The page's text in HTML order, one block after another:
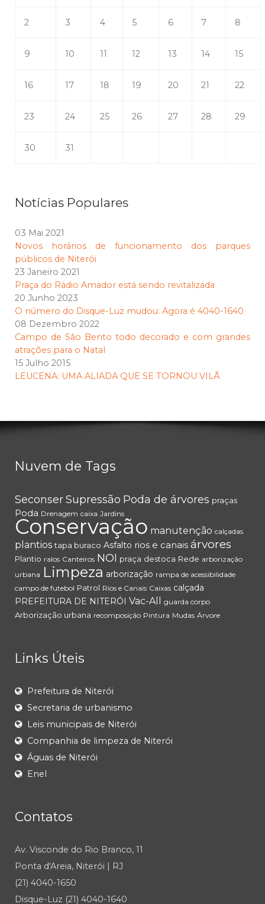
2 3 4 5 6 7 8
9 10 11 12 13 14 15
16 17 18 19 20 21 22
23 24 25 26 27 28 29
30 31
Notícias Populares
03 Mai 2021
Novos horários de funcionamento dos parques
públicos de Niterói
23 Janeiro 2021
Praça do Rádio Amador está sendo revitalizada
20 Junho 2023
O número do Disque-Luz mudou: Agora é 4040-1640
08 Dezembro 2022
Campo de São Bento todo decorado e com grandes
atrações para o Natal
15 Julho 2015
LEUCENA: UMA ALIADA QUE SE TORNOU VILÃ
Nuvem de Tags
SeconserSupressão Poda de árvores praças
Poda Drenagem caixa Jardins
Conservação manutenção calçadas
plantios tapa buraco Asfalto rios e canais árvores
Plantio ralos Canteiros NOI praça destoca Rede arborização
urbana Limpeza arborização rampa de acessibilidade
campo de futebol Patrol Rios e Canais Caixas calçada
PREFEITURA DE NITERÓI Vac-All guarda corpo
Arborização urbana recomposição Pintura Mudas Árvore
Links Úteis
Prefeitura de Niterói
Secretaria de urbanismo
Leis municipais de Niterói
Companhia de limpeza de Niterói
Águas de Niterói
Enel
Contatos
Av. Visconde do Rio Branco, 11
Ponta d'Areia, Niterói | RJ
(21) 4040-1650
Disque-Luz (21) 4040-1640